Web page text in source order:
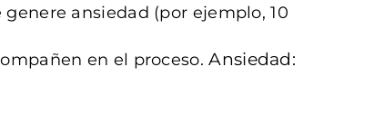
ansiedad (por ejemplo, 10
en el proceso.Ansiedad: